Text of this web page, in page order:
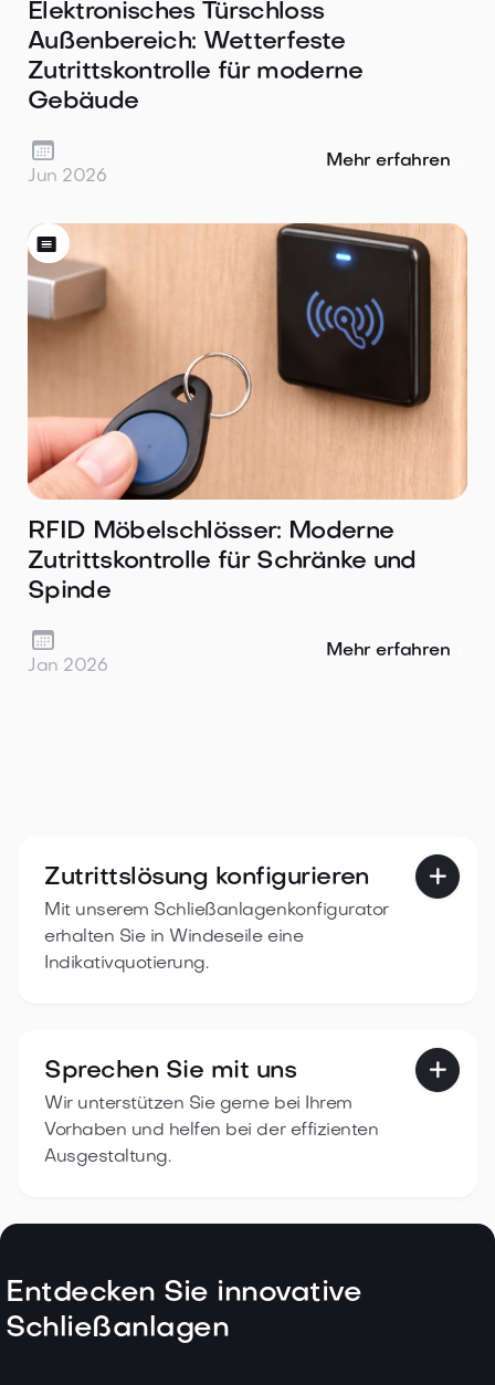
Elektronisches Türschloss
Außenbereich: Wetterfeste
Zutrittskontrolle für moderne
Gebäude
Jun 2026
Mehr erfahren

RFID Möbelschlösser: Moderne
Zutrittskontrolle für Schränke und
Spinde
Jan 2026
Mehr erfahren
Zutrittslösung konfigurieren
Mit unserem Schließanlagenkonfigurator
erhalten Sie in Windeseile eine
Indikativquotierung.

Sprechen Sie mit uns
Wir unterstützen Sie gerne bei Ihrem
Vorhaben und helfen bei der effizienten
Ausgestaltung.

Entdecken Sie innovative
Schließanlagen